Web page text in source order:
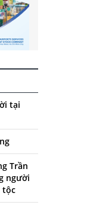
tại
Trần
người
tộc